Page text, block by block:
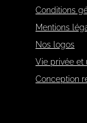
Conditions
Mentions
Nos logos
Vie privée et
Conception